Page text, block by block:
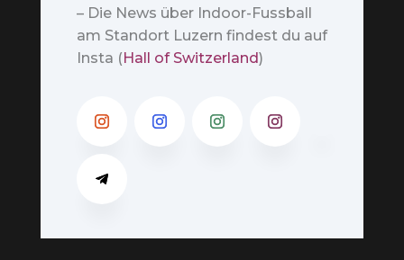
– Die News über Indoor-Fussball
am Standort Luzern findest du auf
Insta (Hall of Switzerland)